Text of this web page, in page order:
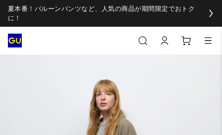
夏本番！バルーンパンツなど、人気の商品が期間限定でおトク
に！